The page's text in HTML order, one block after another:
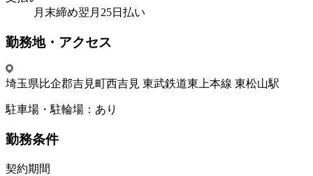
月末締め翌月25日払い
勤務地・アクセス
埼玉県比企郡吉見町西吉見 東武鉄道東上本線 東松山駅
駐車場・駐輪場： あり
勤務条件
契約期間